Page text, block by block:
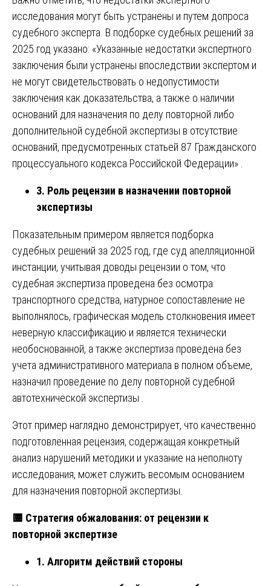
исследования могут быть устранены и путем допроса
судебного эксперта. В подборке судебных решений за
2025 год указано: «Указанные недостатки экспертного
заключения были устранены впоследствии экспертом и
не могут свидетельствовать о недопустимости
заключения как доказательства, а также о наличии
оснований для назначения по делу повторной либо
дополнительной судебной экспертизы в отсутствие
оснований, предусмотренных статьей 87 Гражданского
процессуального кодекса Российской Федерации» .
3. Роль рецензии в назначении повторной
экспертизы
Показательным примером является подборка
судебных решений за 2025 год, где суд апелляционной
инстанции, учитывая доводы рецензии о том, что
судебная экспертиза проведена без осмотра
транспортного средства, натурное сопоставление не
выполнялось, графическая модель столкновения имеет
неверную классификацию и является технически
необоснованной, а также экспертиза проведена без
учета административного материала в полном объеме,
назначил проведение по делу повторной судебной
автотехнической экспертизы .
Этот пример наглядно демонстрирует, что качественно
подготовленная рецензия, содержащая конкретный
анализ нарушений методики и указание на неполноту
исследования, может служить весомым основанием
для назначения повторной экспертизы.
🟨 Стратегия обжалования: от рецензии к
повторной экспертизе
1. Алгоритм действий стороны